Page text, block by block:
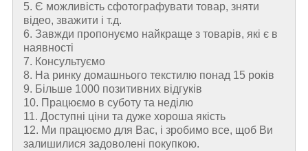
5. Є можливість сфотографувати товар, зняти
відео, зважити і т.д.
6. Завжди пропонуємо найкраще з товарів, які є в
наявності
7. Консультуємо
8. На ринку домашнього текстилю понад 15 років
9. Більше 1000 позитивних відгуків
10. Працюємо в суботу та неділю
11. Доступні ціни та дуже хороша якість
12. Ми працюємо для Вас, і зробимо все, щоб Ви
залишилися задоволені покупкою.